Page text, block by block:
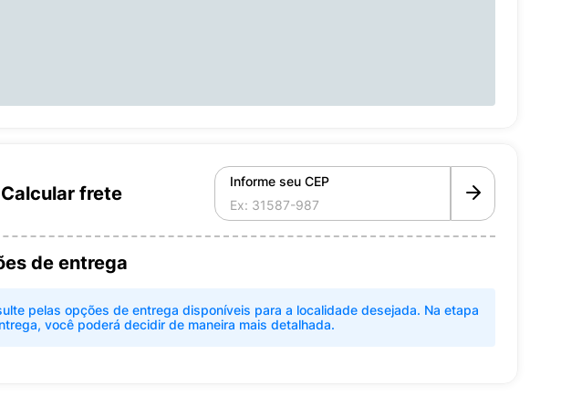
Calcular frete
Informe seu CEP
de entrega
pelas opções de entrega disponíveis para a localidade desejada. Na etapa
você poderá decidir de maneira mais detalhada.